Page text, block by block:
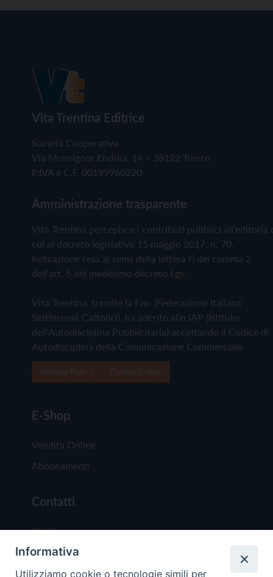
Vita Trentina Editrice
Società Cooperativa
Via Monsignor Endrici, 14 – 38122 Trento
P.IVA e C.F. 00199960220
Amministrazione trasparente
Vita Trentina percepisce i contributi pubblici all'editoria
cui al decreto legislativo 15 maggio 2017, n. 70.
Indicazione resa ai sensi della lettera f) del comma 2
dell'art. 5 del medesimo decreto Lgs.
Vita Trentina, tramite la Fisc (Federazione Italiana
Settimanali Cattolici), ha aderito allo IAP (Istituto
dell'Autodisciplina Pubblicitaria) accettando il Codice di
Autodisciplina della Comunicazione Commerciale
E-Shop
Vendita Online
Abbonamenti
Contatti
Chi Siamo
Redazione
Scrivici
Informativa
Utilizziamo cookie o tecnologie simili per